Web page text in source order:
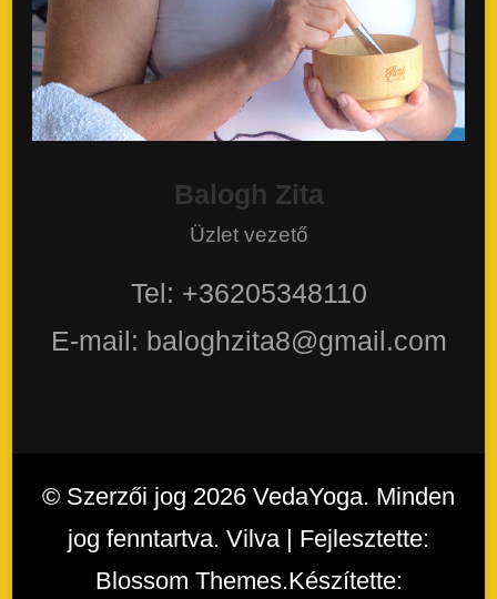
Balogh Zita
Üzlet vezető
Tel: +36205348110
E-mail: baloghzita8@gmail.com
© Szerzői jog 2026 VedaYoga. Minden
jog fenntartva. Vilva | Fejlesztette:
Blossom Themes.Készítette: